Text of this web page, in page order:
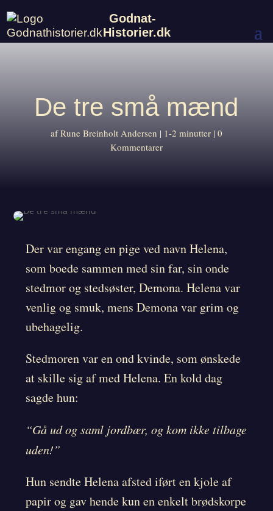
Godnat-
Historier.dk
De tre små mænd
afRune Breinholt Andersen 1-2 minutter 0
Kommentarer
Der var engang en pige ved navn Helena,
som boede sammen med sin far, sin onde
stedmor og stedsøster, Demona. Helena var
venlig og smuk, mens Demona var grim og
ubehagelig.
Stedmoren var en ond kvinde, som ønskede
at skille sig af med Helena. En kold dag
sagde hun:
“Gå ud og saml jordbær, og kom ikke tilbage
uden!”
Hun sendte Helena afsted iført en kjole af
papir og gav hende kun en enkelt brødskorpe